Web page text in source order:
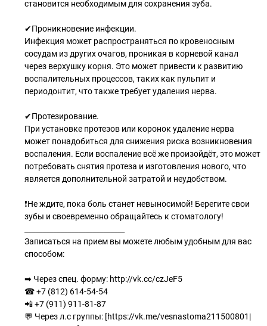
становится необходимым для сохранения зуба.
✔Проникновение инфекции.
Инфекция может распространяться по кровеносным
сосудам из других очагов, проникая в корневой канал
через верхушку корня. Это может привести к развитию
воспалительных процессов, таких как пульпит и
периодонтит, что также требует удаления нерва.
✔Протезирование.
При установке протезов или коронок удаление нерва
может понадобиться для снижения риска возникновения
воспаления. Если воспаление всё же произойдёт, это может
потребовать снятия протеза и изготовления нового, что
является дополнительной затратой и неудобством.
❗Не ждите, пока боль станет невыносимой! Берегите свои
зубы и своевременно обращайтесь к стоматологу!
Записаться на прием вы можете любым удобным для вас
способом:
➡ Через спец. форму: http://vk.cc/czJeF5
☎ +7 (812) 614-54-54
📲 +7 (911) 911-81-87
💬 Через л.с группы: [https://vk.me/vesnastoma211500801|